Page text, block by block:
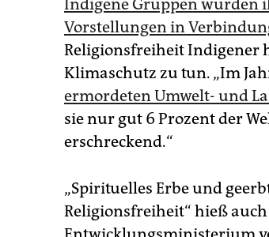
Indigene Gruppen würden
Vorstellungen in
Religionsfreiheit Indigener
Klimaschutz zu tun. „Im
ermordeten Umwelt- und
sie nur gut 6 Prozent der
erschreckend.“
„Spirituelles Erbe und
Religionsfreiheit“ hieß